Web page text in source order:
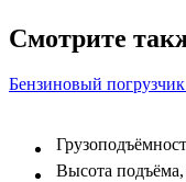
Смотрите
Бензиновый
Высота